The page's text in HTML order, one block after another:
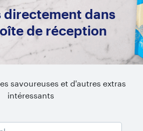
directement dans
de réception
savoureuses et d'autres extras
intéressants